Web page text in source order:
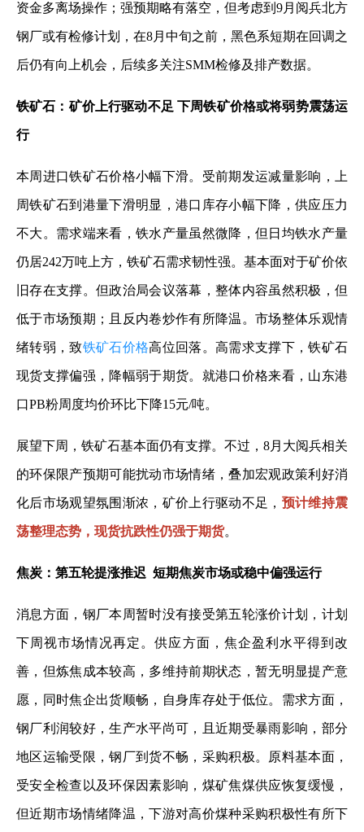
资金多离场操作；强预期略有落空，但考虑到9月阅兵北方
钢厂或有检修计划，在8月中旬之前，黑色系短期在回调之
后仍有向上机会，后续多关注SMM检修及排产数据。
铁矿石：矿价上行驱动不足 下周铁矿价格或将弱势震荡运
行
本周进口铁矿石价格小幅下滑。受前期发运减量影响，上
周铁矿石到港量下滑明显，港口库存小幅下降，供应压力
不大。需求端来看，铁水产量虽然微降，但日均铁水产量
仍居242万吨上方，铁矿石需求韧性强。基本面对于矿价依
旧存在支撑。但政治局会议落幕，整体内容虽然积极，但
低于市场预期；且反内卷炒作有所降温。市场整体乐观情
绪转弱，致铁矿石价格高位回落。高需求支撑下，铁矿石
现货支撑偏强，降幅弱于期货。就港口价格来看，山东港
口PB粉周度均价环比下降15元/吨。
展望下周，铁矿石基本面仍有支撑。不过，8月大阅兵相关
的环保限产预期可能扰动市场情绪，叠加宏观政策利好消
化后市场观望氛围渐浓，矿价上行驱动不足， 预计维持震
荡整理态势，现货抗跌性仍强于期货。
焦炭：第五轮提涨推迟 短期焦炭市场或稳中偏强运行
消息方面，钢厂本周暂时没有接受第五轮涨价计划，计划
下周视市场情况再定。供应方面，焦企盈利水平得到改
善，但炼焦成本较高，多维持前期状态，暂无明显提产意
愿，同时焦企出货顺畅，自身库存处于低位。需求方面，
钢厂利润较好，生产水平尚可，且近期受暴雨影响，部分
地区运输受限，钢厂到货不畅，采购积极。原料基本面，
受安全检查以及环保因素影响，煤矿焦煤供应恢复缓慢，
但近期市场情绪降温，下游对高价煤种采购积极性有所下